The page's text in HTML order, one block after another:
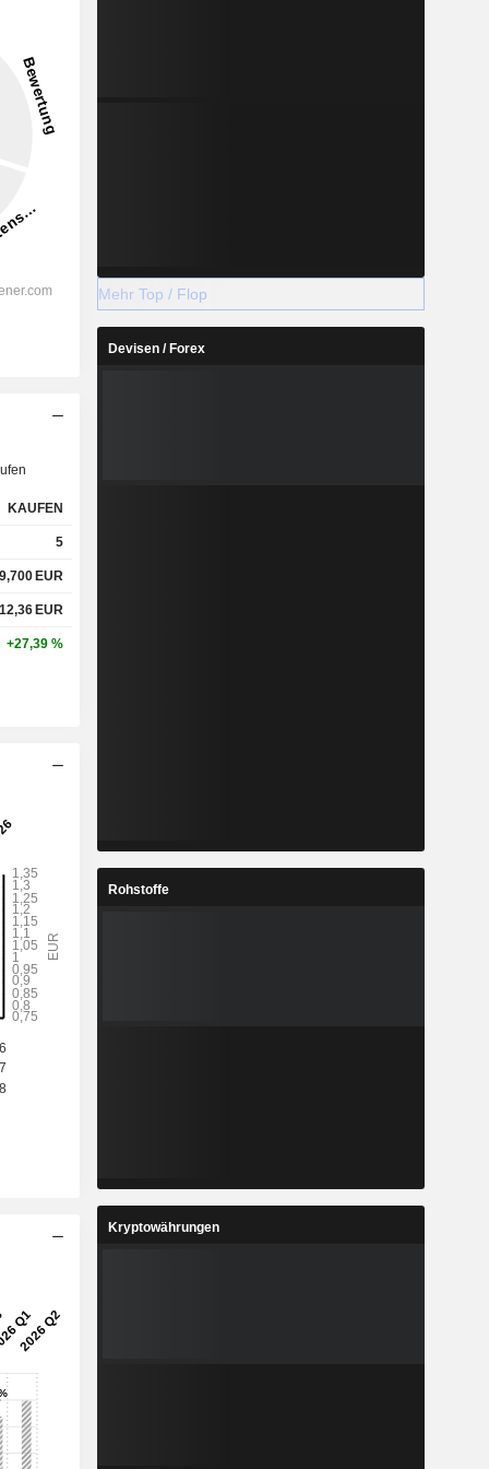
12,84 %
8,43 %
16,39 %
29,54 %
152.638
KAUFEN
5
9,700 EUR
12,36 EUR
+27,39 %
Mehr Top / Flop
Devisen / Forex
Rohstoffe
Kryptowährungen